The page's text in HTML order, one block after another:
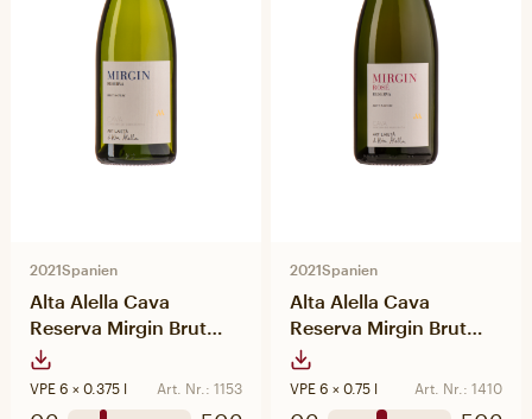
2021Spanien
Alta Alella Cava
Reserva Mirgin Brut
Nature 375ml
VPE 6 × 0.375 l
Art. Nr.: 1153
2021Spanien
Alta Alella Cava
Reserva Mirgin Brut
Nature Rosé
VPE 6 × 0.75 l
Art. Nr.: 1410